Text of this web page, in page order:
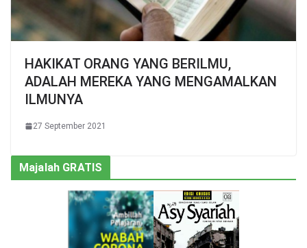
HAKIKAT ORANG YANG BERILMU,
ADALAH MEREKA YANG MENGAMALKAN
ILMUNYA
27 September 2021
Majalah GRATIS